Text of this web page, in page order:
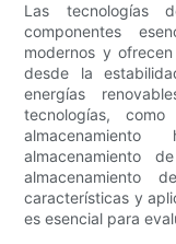
Las tecnologías
componentes
modernos y
desde la
energías
tecnologías,
almacenamiento
almacenamiento
características y
es esencial para